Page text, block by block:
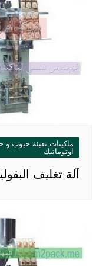
ماكينات تعبئة حبوب
اوتوماتيك
آلة تغليف